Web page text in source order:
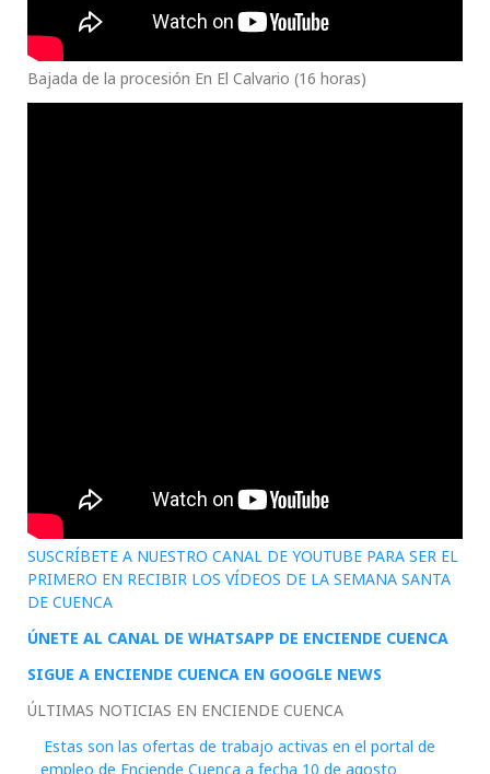
Bajada de la procesión En El Calvario (16 horas)
SUSCRÍBETE A NUESTRO CANAL DE YOUTUBE PARA SER EL
PRIMERO EN RECIBIR LOS VÍDEOS DE LA SEMANA SANTA
DE CUENCA
ÚNETE AL CANAL DE WHATSAPP DE ENCIENDE CUENCA
SIGUE A ENCIENDE CUENCA EN GOOGLE NEWS
ÚLTIMAS NOTICIAS EN ENCIENDE CUENCA
Estas son las ofertas de trabajo activas en el portal de
empleo de Enciende Cuenca a fecha 10 de agosto